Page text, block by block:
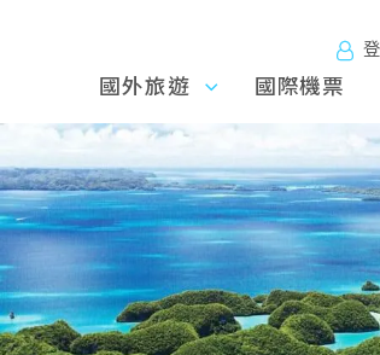
國外旅
遊
國外旅遊 國際機票
往前